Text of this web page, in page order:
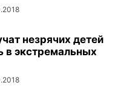
незрячих детей
в экстремальных